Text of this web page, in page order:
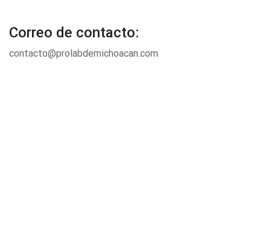
Correo de contacto:
contacto@prolabdemichoacan.com